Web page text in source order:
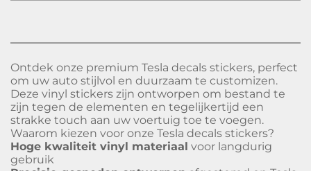
Ontdek onze premium Tesla decals stickers, perfect
om uw auto stijlvol en duurzaam te customizen.
Deze vinyl stickers zijn ontworpen om bestand te
zijn tegen de elementen en tegelijkertijd een
strakke touch aan uw voertuig toe te voegen.
Waarom kiezen voor onze Tesla decals stickers?
Hoge kwaliteit vinyl materiaal voor langdurig
gebruik